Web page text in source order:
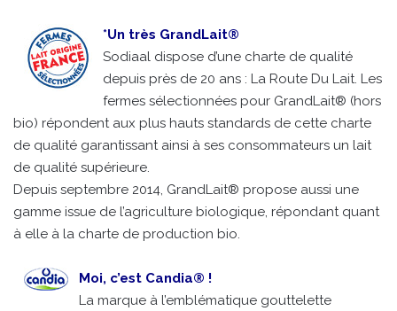
*Un très GrandLait®
Sodiaal dispose d’une charte de qualité
depuis près de 20 ans : La Route Du Lait. Les
fermes sélectionnées pour GrandLait® (hors
bio) répondent aux plus hauts standards de cette charte
de qualité garantissant ainsi à ses consommateurs un lait
de qualité supérieure.
Depuis septembre 2014, GrandLait® propose aussi une
gamme issue de l’agriculture biologique, répondant quant
à elle à la charte de production bio.
Moi, c’est Candia® !
La marque à l’emblématique gouttelette